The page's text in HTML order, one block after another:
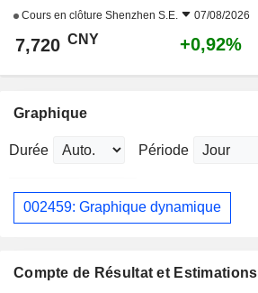
Cours en clôture Shenzhen S.E. 07/08/2026
7,720 CNY +0,92%
Graphique
Durée Période
002459: Graphique dynamique
Compte de Résultat et Estimations